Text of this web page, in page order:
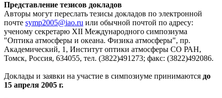
Представление тезисов докладов
Авторы могут переслать тезисы докладов по электронной
почте symp2005@iao.ru или обычной почтой по адресу:
ученому секретарю XII Международного симпозиума
"Оптика атмосферы и океана. Физика атмосферы", пр.
Академический, 1, Институт оптики атмосферы СО РАН,
Томск, Россия, 634055, тел. (3822)491273; факс: (3822)492086.
Доклады и заявки на участие в симпозиуме принимаются до
15 апреля 2005 г.